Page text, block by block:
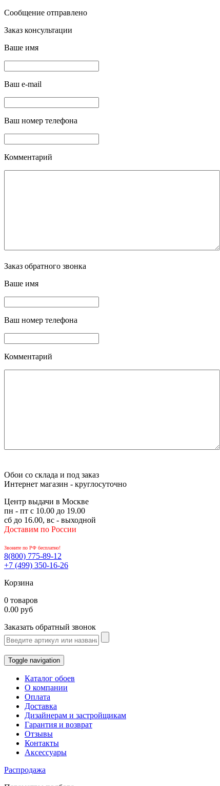
Сообщение отправлено
Заказ консультации
Ваше имя
Ваш e-mail
Ваш номер телефона
Комментарий
Заказ обратного звонка
Ваше имя
Ваш номер телефона
Комментарий
Обои со склада и под заказ
Интернет магазин - круглосуточно
Центр выдачи в Москве
пн - пт с 10.00 до 19.00
сб до 16.00, вс - выходной
Доставим по России
Звоните по РФ бесплатно!
8(800) 775-89-12
+7 (499) 350-16-26
Корзина
0 товаров
0.00 руб
Заказать обратный звонок
Toggle navigation
Каталог обоев
О компании
Оплата
Доставка
Дизайнерам и застройщикам
Гарантия и возврат
Отзывы
Контакты
Аксессуары
Распродажа